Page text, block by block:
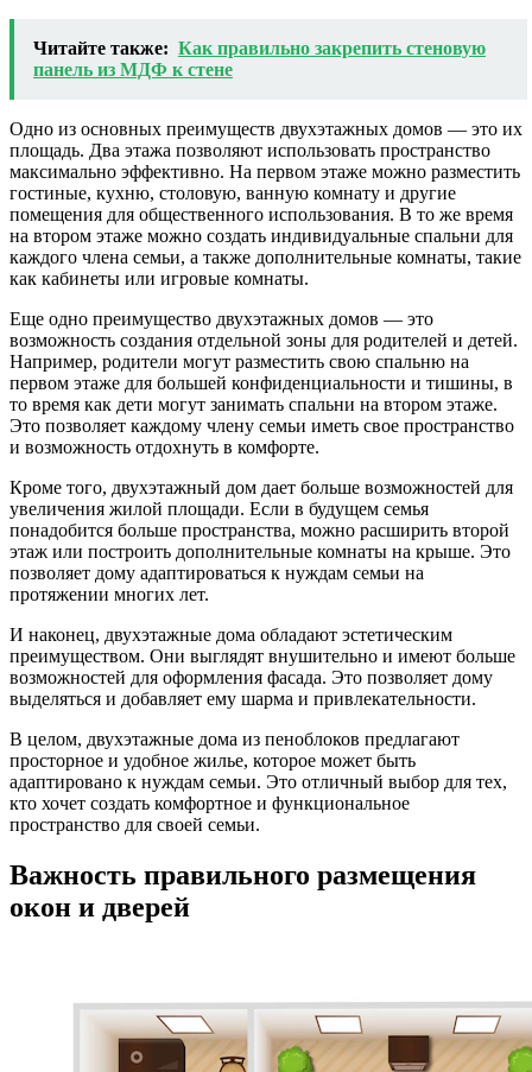
Читайте также: Как правильно закрепить стеновую
панель из МДФ к стене
Одно из основных преимуществ двухэтажных домов — это их
площадь. Два этажа позволяют использовать пространство
максимально эффективно. На первом этаже можно разместить
гостиные, кухню, столовую, ванную комнату и другие
помещения для общественного использования. В то же время
на втором этаже можно создать индивидуальные спальни для
каждого члена семьи, а также дополнительные комнаты, такие
как кабинеты или игровые комнаты.
Еще одно преимущество двухэтажных домов — это
возможность создания отдельной зоны для родителей и детей.
Например, родители могут разместить свою спальню на
первом этаже для большей конфиденциальности и тишины, в
то время как дети могут занимать спальни на втором этаже.
Это позволяет каждому члену семьи иметь свое пространство
и возможность отдохнуть в комфорте.
Кроме того, двухэтажный дом дает больше возможностей для
увеличения жилой площади. Если в будущем семья
понадобится больше пространства, можно расширить второй
этаж или построить дополнительные комнаты на крыше. Это
позволяет дому адаптироваться к нуждам семьи на
протяжении многих лет.
И наконец, двухэтажные дома обладают эстетическим
преимуществом. Они выглядят внушительно и имеют больше
возможностей для оформления фасада. Это позволяет дому
выделяться и добавляет ему шарма и привлекательности.
В целом, двухэтажные дома из пеноблоков предлагают
просторное и удобное жилье, которое может быть
адаптировано к нуждам семьи. Это отличный выбор для тех,
кто хочет создать комфортное и функциональное
пространство для своей семьи.
Важность правильного размещения
окон и дверей